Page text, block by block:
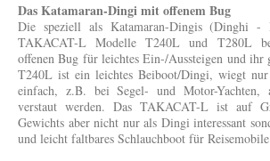
Das Katamaran-Dingi mit offenem Bug
Die speziell als Katamaran-Dingis (Dinghi -
TAKACAT-L Modelle T240L und T280L
offenen Bug für leichtes Ein-/Aussteigen und ihr
T240L ist ein leichtes Beiboot/Dingi, wiegt nur
einfach, z.B. bei Segel- und Motor-
verstaut werden. Das TAKACAT-L ist auf
Gewichts aber nicht nur als Dingi interessant
und leicht faltbares Schlauchboot für